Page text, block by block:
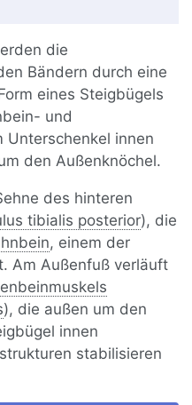
die
Bändern durch eine
eines Steigbügels
und
Unterschenkel innen
den Außenknöchel.
des hinteren
tibialis posterior), die
, einem der
Am Außenfuß verläuft
), die außen um den
innen
stabilisieren